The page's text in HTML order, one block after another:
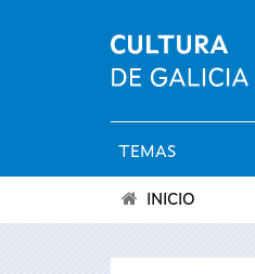
Menú
principal
TEMAS
INICIO